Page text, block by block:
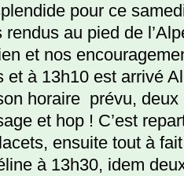
pour ce
au pied de
et nos
à 13h10 est arrivé
horaire prévu, deux
et hop ! C’est
ensuite tout à
à 13h30, idem